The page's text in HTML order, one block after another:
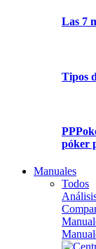
Las 7
Tipos
póker
Manuales
Todos